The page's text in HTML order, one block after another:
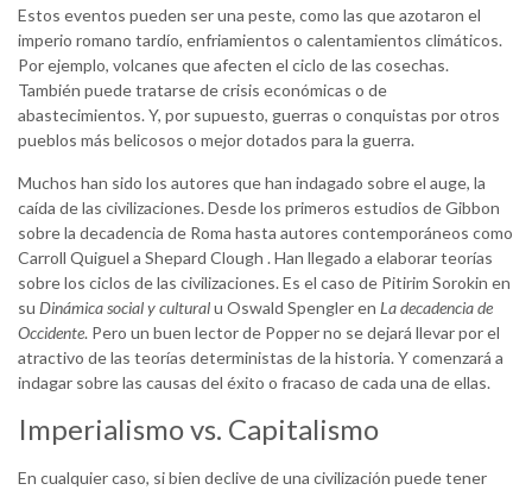
Estos eventos pueden ser una peste, como las que azotaron el
imperio romano tardío, enfriamientos o calentamientos climáticos.
Por ejemplo, volcanes que afecten el ciclo de las cosechas.
También puede tratarse de crisis económicas o de
abastecimientos. Y, por supuesto, guerras o conquistas por otros
pueblos más belicosos o mejor dotados para la guerra.
Muchos han sido los autores que han indagado sobre el auge, la
caída de las civilizaciones. Desde los primeros estudios de Gibbon
sobre la decadencia de Roma hasta autores contemporáneos como
Carroll Quiguel a Shepard Clough . Han llegado a elaborar teorías
sobre los ciclos de las civilizaciones. Es el caso de Pitirim Sorokin en
su Dinámica social y culturalu Oswald Spengler en La decadencia de
Occidente. Pero un buen lector de Popper no se dejará llevar por el
atractivo de las teorías deterministas de la historia. Y comenzará a
indagar sobre las causas del éxito o fracaso de cada una de ellas.
Imperialismo vs. Capitalismo
En cualquier caso, si bien declive de una civilización puede tener